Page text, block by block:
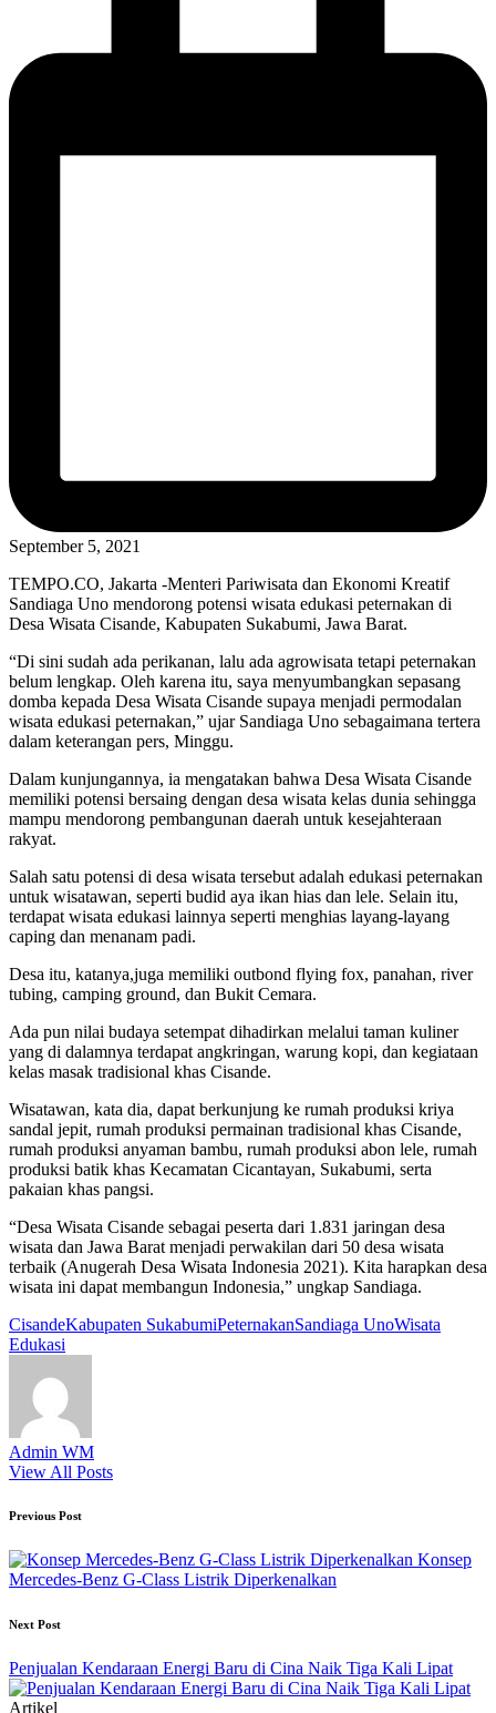
September 5, 2021
TEMPO.CO, Jakarta -Menteri Pariwisata dan Ekonomi Kreatif
Sandiaga Uno mendorong potensi wisata edukasi peternakan di
Desa Wisata Cisande, Kabupaten Sukabumi, Jawa Barat.
“Di sini sudah ada perikanan, lalu ada agrowisata tetapi peternakan
belum lengkap. Oleh karena itu, saya menyumbangkan sepasang
domba kepada Desa Wisata Cisande supaya menjadi permodalan
wisata edukasi peternakan,” ujar Sandiaga Uno sebagaimana tertera
dalam keterangan pers, Minggu.
Dalam kunjungannya, ia mengatakan bahwa Desa Wisata Cisande
memiliki potensi bersaing dengan desa wisata kelas dunia sehingga
mampu mendorong pembangunan daerah untuk kesejahteraan
rakyat.
Salah satu potensi di desa wisata tersebut adalah edukasi peternakan
untuk wisatawan, seperti budid aya ikan hias dan lele. Selain itu,
terdapat wisata edukasi lainnya seperti menghias layang-layang
caping dan menanam padi.
Desa itu, katanya,juga memiliki outbond flying fox, panahan, river
tubing, camping ground, dan Bukit Cemara.
Ada pun nilai budaya setempat dihadirkan melalui taman kuliner
yang di dalamnya terdapat angkringan, warung kopi, dan kegiataan
kelas masak tradisional khas Cisande.
Wisatawan, kata dia, dapat berkunjung ke rumah produksi kriya
sandal jepit, rumah produksi permainan tradisional khas Cisande,
rumah produksi anyaman bambu, rumah produksi abon lele, rumah
produksi batik khas Kecamatan Cicantayan, Sukabumi, serta
pakaian khas pangsi.
“Desa Wisata Cisande sebagai peserta dari 1.831 jaringan desa
wisata dan Jawa Barat menjadi perwakilan dari 50 desa wisata
terbaik (Anugerah Desa Wisata Indonesia 2021). Kita harapkan desa
wisata ini dapat membangun Indonesia,” ungkap Sandiaga.
Tags:
CisandeKabupaten SukabumiPeternakanSandiaga UnoWisata
Edukasi
Admin WM
View All Posts
Post
navigation
Previous Post
Konsep
Mercedes-Benz G-Class Listrik Diperkenalkan
Next Post
Penjualan Kendaraan Energi Baru di Cina Naik Tiga Kali Lipat
Artikel